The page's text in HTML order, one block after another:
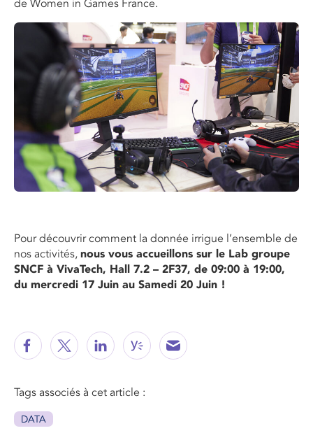
de Women in Games France.
Pour découvrir comment la donnée irrigue l’ensemble de
nos activités, nous vous accueillons sur le Lab groupe
SNCF à VivaTech, Hall 7.2 – 2F37, de 09:00 à 19:00,
du mercredi 17 Juin au Samedi 20 Juin !
Tags associés à cet article :
DATA